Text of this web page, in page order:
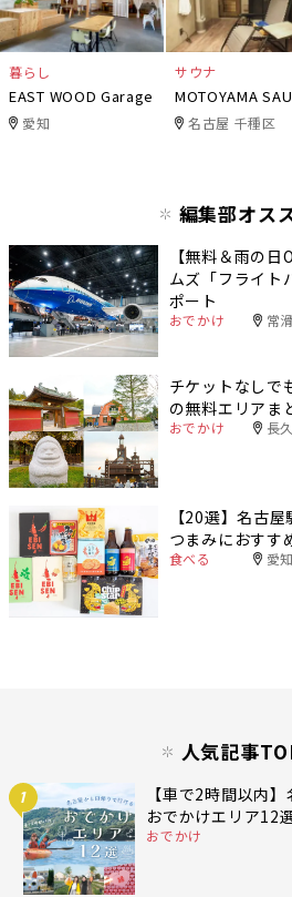
暮らし
EAST WOOD Garage
愛知
サウナ
MOTOYAMA
名古屋 千種区
編集部オス
【無料＆雨の
ムズ「フライト
ポート
おでかけ 常
チケットなしで
の無料エリアま
おでかけ 長
【20選】名古
つまみにおすす
食べる 愛知
人気記事
1
【車で2時間以内
おでかけエリア12
おでかけ